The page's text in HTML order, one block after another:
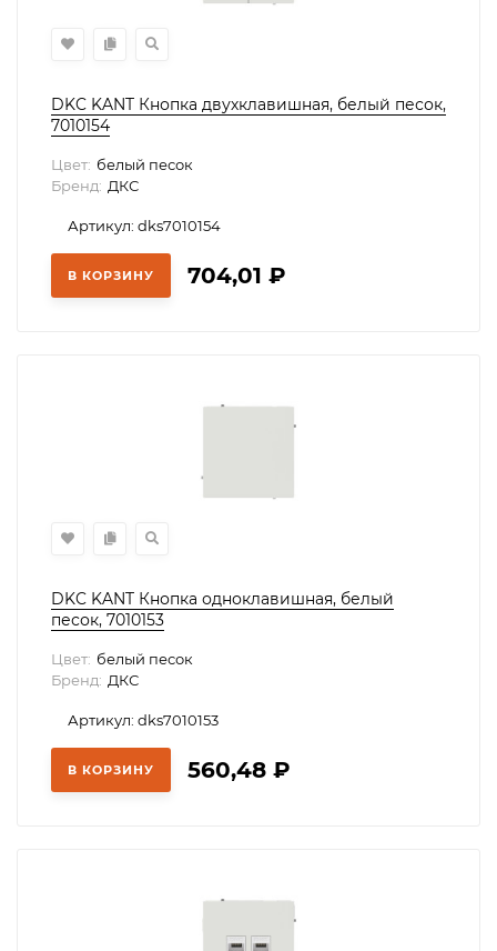
DKC KANT Кнопка двухклавишная, белый песок,
7010154
Цвет: белый песок
Бренд: ДКС
Артикул: dks7010154
В КОРЗИНУ 704,01 ₽
DKC KANT Кнопка одноклавишная, белый
песок, 7010153
Цвет: белый песок
Бренд: ДКС
Артикул: dks7010153
В КОРЗИНУ 560,48 ₽